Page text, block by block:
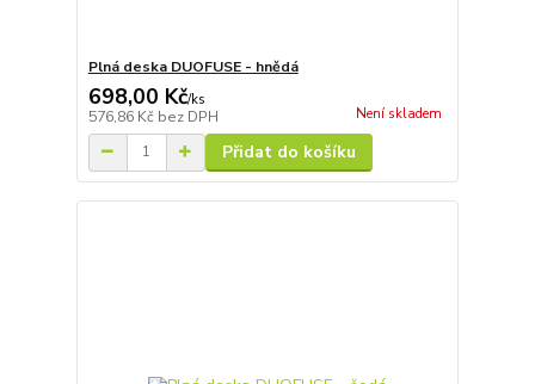
Plná deska DUOFUSE - hnědá
698,00 Kč/ks
576,86 Kč bez DPH Není skladem
Přidat do košíku